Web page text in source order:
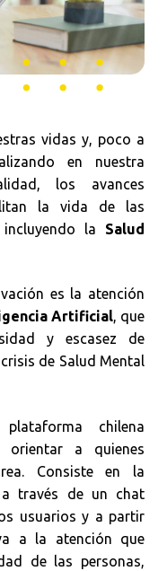
vidas y, poco a
en nuestra
los avances
la vida de las
la Salud
es la atención
Artificial, que
y escasez de
de Salud Mental
chilena
a quienes
Consiste en la
través de un chat
usuarios y a partir
a la atención que
de las personas,